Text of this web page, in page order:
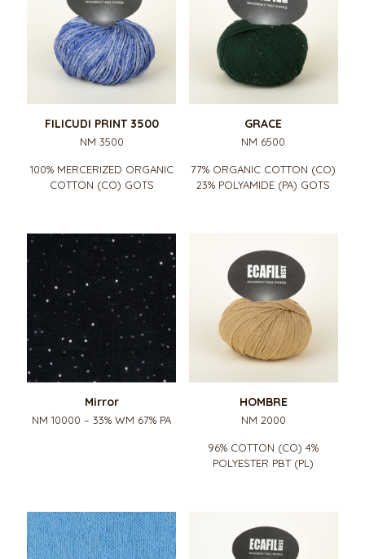
FILICUDI PRINT 3500
NM 3500
100% MERCERIZED ORGANIC
COTTON (CO) GOTS
GRACE
NM 6500
77% ORGANIC COTTON (CO)
23% POLYAMIDE (PA) GOTS
Mirror
NM 10000 – 33% WM 67% PA
HOMBRE
NM 2000
96% COTTON (CO) 4%
POLYESTER PBT (PL)